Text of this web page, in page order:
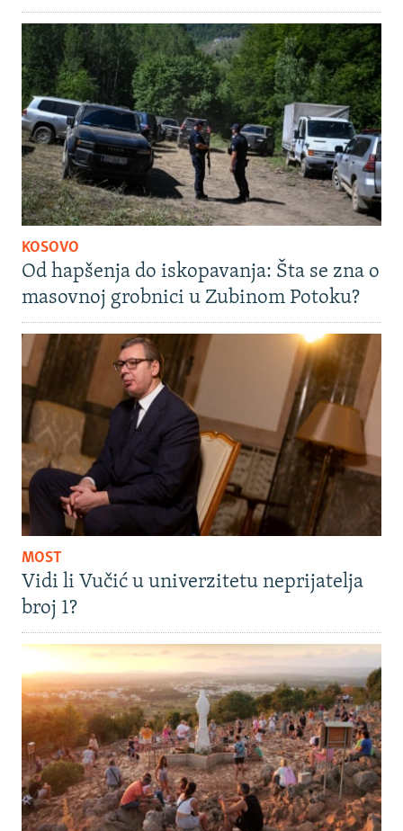
KOSOVO
Od hapšenja do iskopavanja: Šta se zna o
masovnoj grobnici u Zubinom Potoku?
MOST
Vidi li Vučić u univerzitetu neprijatelja
broj 1?